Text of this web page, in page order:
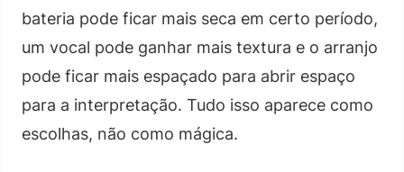
bateria pode ficar mais seca em certo período,
um vocal pode ganhar mais textura e o arranjo
pode ficar mais espaçado para abrir espaço
para a interpretação. Tudo isso aparece como
escolhas, não como mágica.